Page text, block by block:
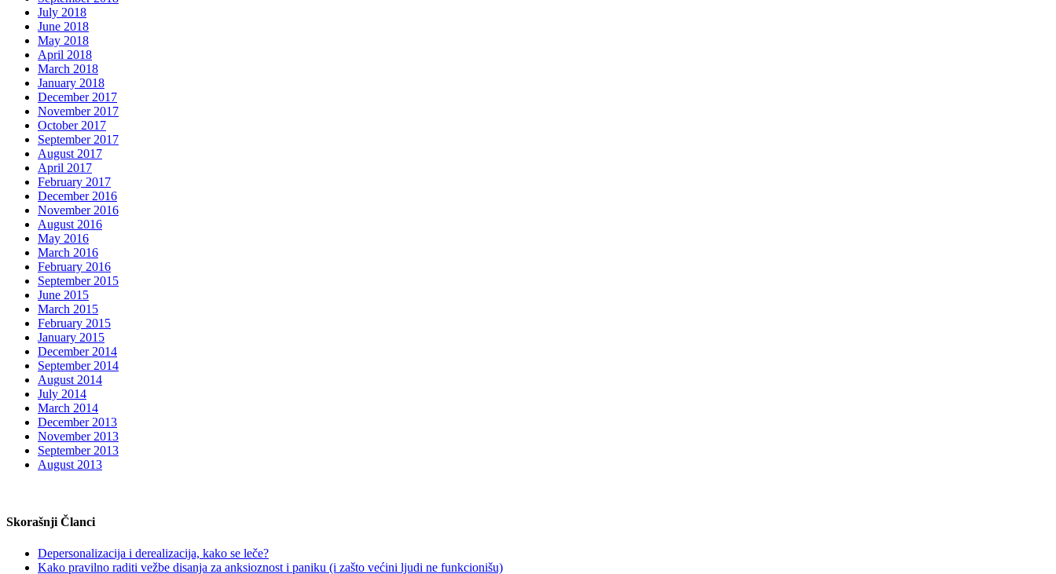
July 2018
June 2018
May 2018
April 2018
March 2018
January 2018
December 2017
November 2017
October 2017
September 2017
August 2017
April 2017
February 2017
December 2016
November 2016
August 2016
May 2016
March 2016
February 2016
September 2015
June 2015
March 2015
February 2015
January 2015
December 2014
September 2014
August 2014
July 2014
March 2014
December 2013
November 2013
September 2013
August 2013
Skorašnji Članci
Depersonalizacija i derealizacija, kako se leče?
Kako pravilno raditi vežbe disanja za anksioznost i paniku (i zašto većini ljudi ne funkcionišu)